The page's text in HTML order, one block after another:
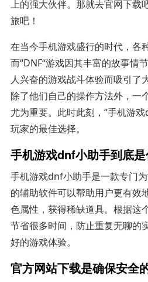
上的强大伙伴。那就去官网下载
旅吧！
在当今手机游戏盛行的时代，各
而“DNF“游戏因其丰富的故事情
人兴奋的游戏战斗体验而吸引了
除了他们自己的操作方法外，一
尤为重要。此时此刻，“手机游
玩家的最佳选择。
手机游戏dnf小助手到底是
手机游戏dnf小助手是一款专门
的辅助软件可以帮助用户更有效
色属性，获得稀缺道具。根据这
节省很多时间，防止重复无聊的
好的游戏体验。
官方网站下载是确保安全